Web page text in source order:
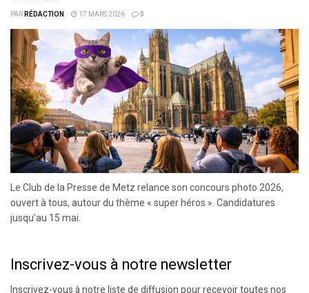
PARRÉDACTION 17 MARS 2026 0
Le Club de la Presse de Metz relance son concours photo 2026,
ouvert à tous, autour du thème « super héros ». Candidatures
jusqu’au 15 mai.
Inscrivez-vous à notre newsletter
Inscrivez-vous à notre liste de diffusion pour recevoir toutes nos